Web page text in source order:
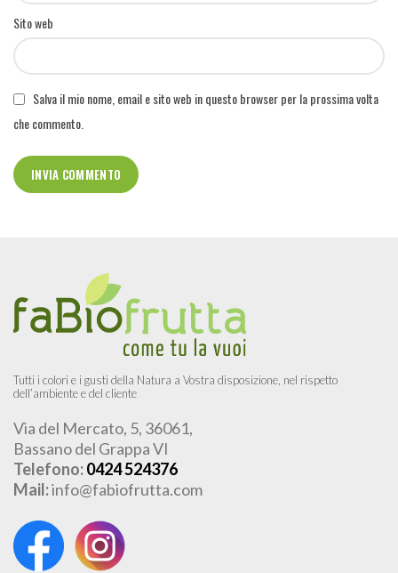
Sito web
Salva il mio nome, email e sito web in questo browser per la prossima volta
che commento.
Tutti i colori e i gusti della Natura a Vostra disposizione, nel rispetto
dell’ambiente e del cliente
Via del Mercato, 5, 36061,
Bassano del Grappa VI
Telefono:0424 524376
Mail:info@fabiofrutta.com